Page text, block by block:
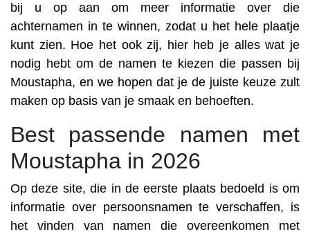
bij u op aan om meer informatie over die
achternamen in te winnen, zodat u het hele plaatje
kunt zien. Hoe het ook zij, hier heb je alles wat je
nodig hebt om de namen te kiezen die passen bij
Moustapha, en we hopen dat je de juiste keuze zult
maken op basis van je smaak en behoeften.
Best passende namen met
Moustapha in 2026
Op deze site, die in de eerste plaats bedoeld is om
informatie over persoonsnamen te verschaffen, is
het vinden van namen die overeenkomen met